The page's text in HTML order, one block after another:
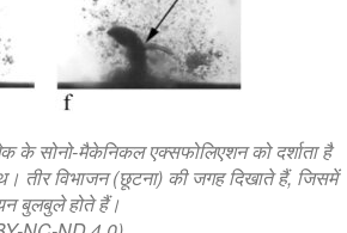
सोनो-मैकेनिकल एक्सफोलिएशन को दर्शाता है
तीर विभाजन (छूटना) की जगह दिखाते हैं, जिसमें
बुलबुले होते हैं।